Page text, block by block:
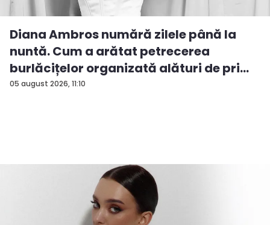
05 august 2026, 11:10
Diana Ambros numără zilele până la
nuntă. Cum a arătat petrecerea
burlăcițelor organizată alături de pri...